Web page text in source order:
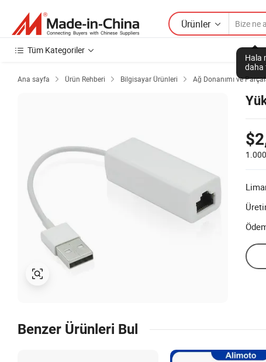
Ürünler
Hala
daha
Tüm Kategoriler
Ana sayfa  Ürün Rehberi  Bilgisayar Ürünleri  Ağ Donanımı ve
Benzer Ürünleri Bul